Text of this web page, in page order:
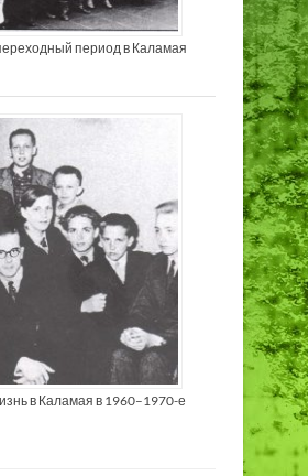
период в Каламая
в Каламая в 1960–1970-е